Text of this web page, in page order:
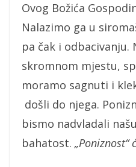
Ovog Božića
Nalazimo ga u
pa čak i odbacivanju.
skromnom mjestu,
moramo sagnuti i
došli do njega.
bismo nadvladali
bahatost. „Poniznost“